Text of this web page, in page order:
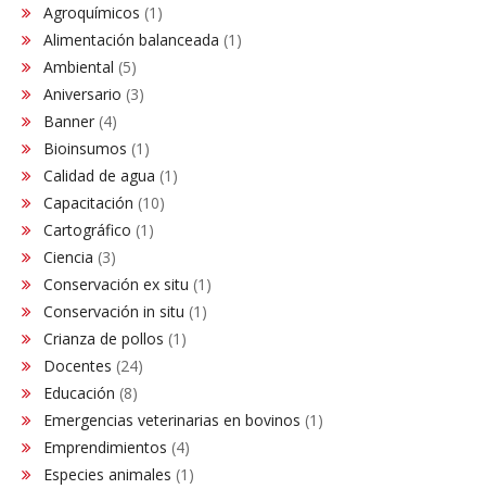
Agroquímicos (1)
Alimentación balanceada (1)
Ambiental (5)
Aniversario (3)
Banner (4)
Bioinsumos (1)
Calidad de agua (1)
Capacitación (10)
Cartográfico (1)
Ciencia (3)
Conservación ex situ (1)
Conservación in situ (1)
Crianza de pollos (1)
Docentes (24)
Educación (8)
Emergencias veterinarias en bovinos (1)
Emprendimientos (4)
Especies animales (1)